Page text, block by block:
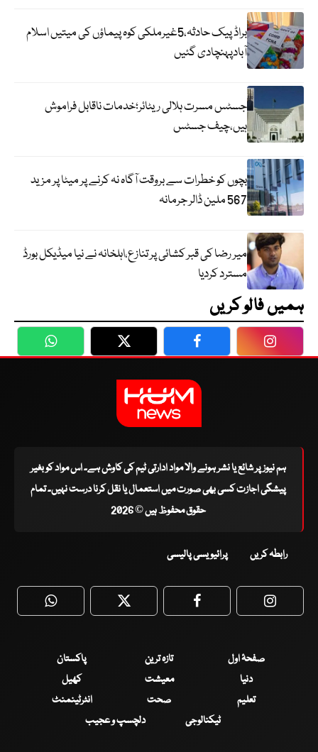
براڈ پیک حادثہ،5غیرملکی کوہ پیماؤں کی میتیں اسلام
آبادپہنچادی گئیں
جسٹس مسرت ہلالی ریٹائر؛خدمات ناقابل فراموش
ہیں،چیف جسٹس
بچوں کو خطرات سے بروقت آگاہ نہ کرنے پر میٹا پر مزید
567 ملین ڈالر جرمانہ
میر رضا کی قبر کشائی پر تنازع،اہلخانہ نے نیا میڈیکل بورڈ
مسترد کردیا
ہمیں فالو کریں
WhatsApp Twitter Facebook
ہم نیوز پر شائع یا نشر ہونے والا مواد ادارتی ٹیم کی کاوش ہے۔ اس مواد کو بغیر
پیشگی اجازت کسی بھی صورت میں استعمال یا نقل کرنا درست نہیں۔ تمام
حقوق محفوظ ہیں © 2026
رابطہ کریں پرائیویسی پالیسی
WhatsApp Twitter Facebook
صفحۂ اول تازہ ترین
پاکستان
دنیا
معیشت
کھیل
تعلیم
صحت
انٹرٹینمنٹ
ٹیکنالوجی
دلچسپ و عجیب